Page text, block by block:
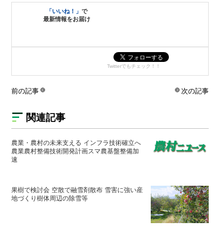
「いいね！」で
最新情報をお届け
Twitterでもチェック！！
前の記事 次の記事
関連記事
農業・農村の未来支える インフラ技術確立へ
農業農村整備技術開発計画スマ農基盤整備加
速
果樹で検討会 空散で融雪剤散布 雪害に強い産
地づくり樹体周辺の除雪等